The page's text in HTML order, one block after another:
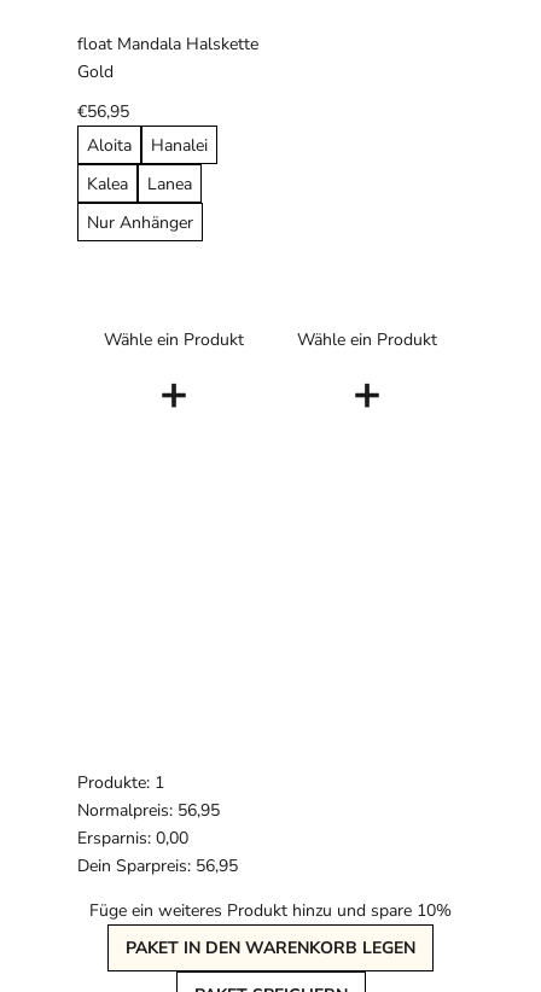
float Mandala Halskette
Gold
€56,95
Aloita
Hanalei
Kalea
Lanea
Nur Anhänger
Wähle ein Produkt
+
Wähle ein Produkt
+
Produkte: 1
Normalpreis: 56,95
Ersparnis: 0,00
Dein Sparpreis: 56,95
Füge ein weiteres Produkt hinzu und spare 10%
PAKET IN DEN WARENKORB LEGEN